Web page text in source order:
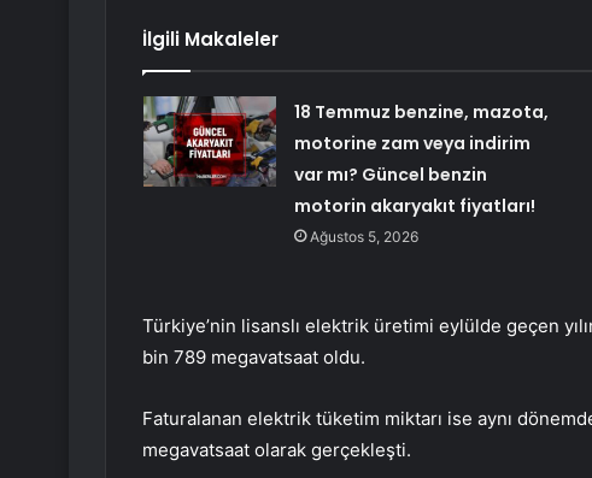
İlgili Makaleler
18 Temmuz benzine, mazota,
motorine zam veya indirim
var mı? Güncel benzin
motorin akaryakıt fiyatları!
Ağustos 5, 2026
Türkiye’nin lisanslı elektrik üretimi eylülde geçen
bin 789 megavatsaat oldu.
Faturalanan elektrik tüketim miktarı ise aynı
megavatsaat olarak gerçekleşti.